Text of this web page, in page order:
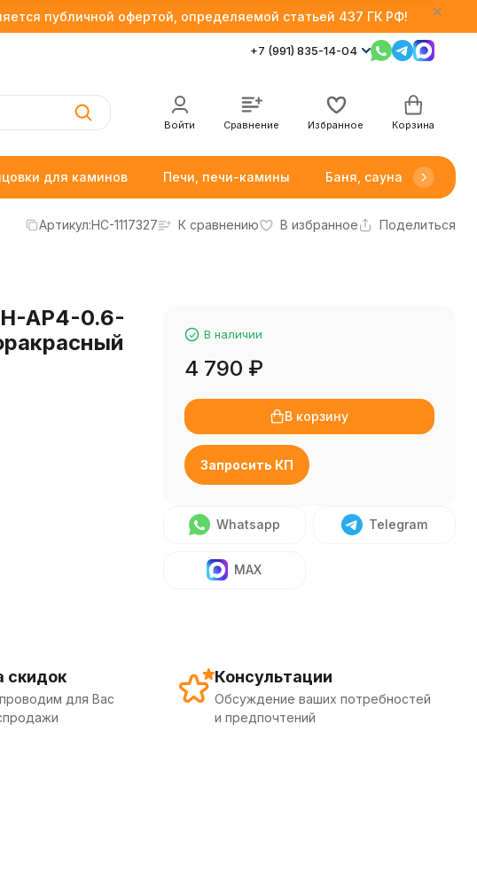
публичной офертой, определяемой статьей 437 ГК РФ!
+7 (991) 835-14-04
Войти Сравнение Избранное Корзина
для каминов Печи, печи-камины Баня, сауна
Артикул:НС-1117327 К сравнению В избранное Поделиться
AP4-0.6-
В наличии
4 790 ₽
В корзину
Запросить КП
Whatsapp Telegram
MAX
скидок
для Вас
Консультации
Обсуждение ваших потребностей
и предпочтений